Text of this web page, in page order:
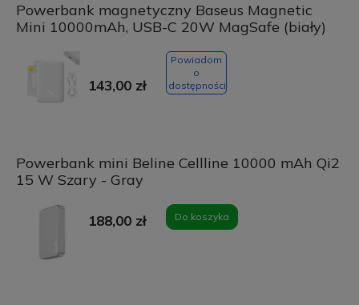
Powerbank magnetyczny Baseus Magnetic
Mini 10000mAh, USB-C 20W MagSafe (biały)
143,00 zł
Powiadom
o
dostępności
Powerbank mini Beline Cellline 10000 mAh Qi2
15 W Szary - Gray
188,00 zł Do koszyka